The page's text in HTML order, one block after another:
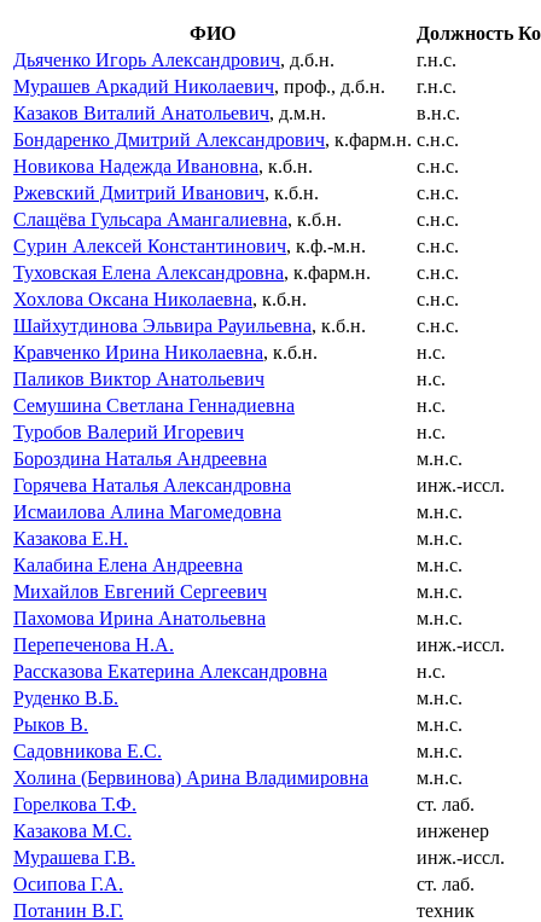
ФИО Должность
Дьяченко Игорь Александрович, д.б.н.
г.н.с.
Мурашев Аркадий Николаевич, проф., д.б.н.
г.н.с.
Казаков Виталий Анатольевич, д.м.н.
в.н.с.
Бондаренко Дмитрий Александрович, к.фарм.н. с.н.с.
Новикова Надежда Ивановна, к.б.н.
с.н.с.
Ржевский Дмитрий Иванович, к.б.н.
с.н.с.
Слащёва Гульсара Амангалиевна, к.б.н.
с.н.с.
Сурин Алексей Константинович, к.ф.-м.н.
с.н.с.
Туховская Елена Александровна, к.фарм.н.
с.н.с.
Хохлова Оксана Николаевна, к.б.н.
с.н.с.
Шайхутдинова Эльвира Рауильевна, к.б.н.
с.н.с.
Кравченко Ирина Николаевна, к.б.н.
н.с.
Паликов Виктор Анатольевич
н.с.
Семушина Светлана Геннадиевна
н.с.
Туробов Валерий Игоревич
н.с.
Бороздина Наталья Андреевна
м.н.с.
Горячева Наталья Александровна
инж.-иссл.
Исмаилова Алина Магомедовна
м.н.с.
Казакова Е.Н.
м.н.с.
Калабина Елена Андреевна
м.н.с.
Михайлов Евгений Сергеевич
м.н.с.
Пахомова Ирина Анатольевна
м.н.с.
Перепеченова Н.А.
инж.-иссл.
Рассказова Екатерина Александровна
н.с.
Руденко В.Б.
м.н.с.
Рыков В.
м.н.с.
Садовникова Е.С.
м.н.с.
Холина (Бервинова) Арина Владимировна
м.н.с.
Горелкова Т.Ф.
ст. лаб.
Казакова М.С.
инженер
Мурашева Г.В.
инж.-иссл.
Осипова Г.А.
ст. лаб.
Потанин В.Г.
техник